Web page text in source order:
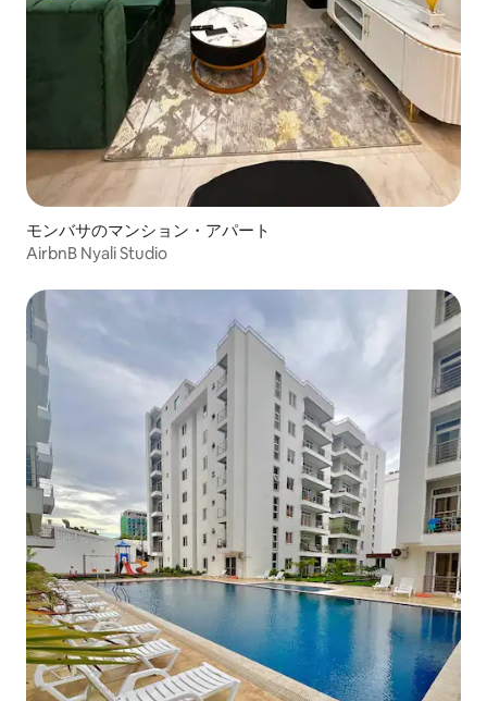
モンバサのマンション・アパート
AirbnB Nyali Studio